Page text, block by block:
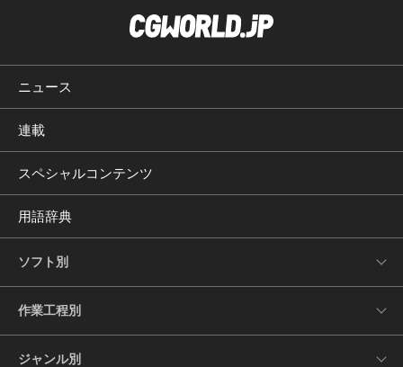
ニュース
連載
スペシャルコンテンツ
用語辞典
ソフト別
作業工程別
ジャンル別